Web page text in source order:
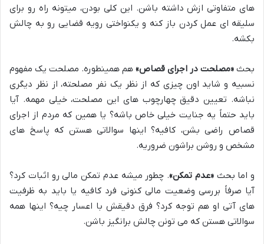
های متفاوتی ازش داشته باشن. این کلی بودن، میتونه راه رو برای
سلیقه ای عمل کردن باز کنه و یکنواختی رویه قضایی رو به چالش
بکشه.
بحث «مصلحت در اجرای قصاص» هم همینطوره. مصلحت یک مفهوم
نسبیه و شاید اون چیزی که از نظر یک نفر مصلحته، از نظر دیگری
نباشه. تعیین دقیق چهارچوب های این مصلحت، خیلی مهمه. آیا
باید حتماً یه جنایت خیلی خاص باشه؟ یا همین که مردم از اجرای
قصاص راضی بشن، کافیه؟ اینها سوالاتی هستن که پاسخ های
مشخص و روشن براشون ضروریه.
و اما بحث«عدم تمکن». چطور میشه عدم تمکن مالی رو اثبات کرد؟
آیا صرفاً بررسی وضعیت مالی کنونی فرد کافیه یا باید به ظرفیت
های آتی او هم توجه کرد؟ فرق دقیقش با اعسار چیه؟ اینها همه
سوالاتی هستن که می تونن چالش برانگیز باشن.